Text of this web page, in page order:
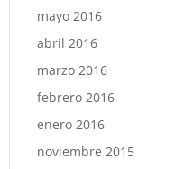
mayo 2016
abril 2016
marzo 2016
febrero 2016
enero 2016
noviembre 2015